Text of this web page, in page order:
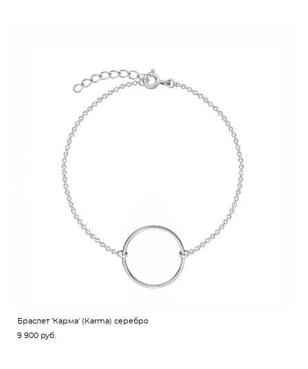
Браслет 'Карма' (Karma) серебро
9 900 pуб.